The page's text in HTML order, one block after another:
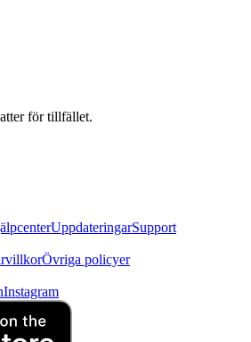
för tillfället.
UppdateringarSupport
Övriga policyer
Instagram